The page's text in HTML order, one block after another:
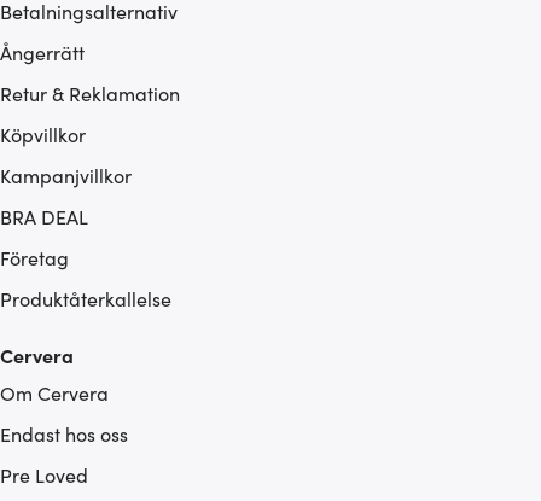
Betalningsalternativ
Ångerrätt
Retur & Reklamation
Köpvillkor
Kampanjvillkor
BRA DEAL
Företag
Produktåterkallelse
Cervera
Om Cervera
Endast hos oss
Pre Loved